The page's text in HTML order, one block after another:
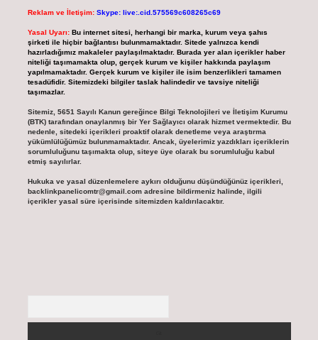
Reklam ve İletişim: Skype: live:.cid.575569c608265c69
Yasal Uyarı: Bu internet sitesi, herhangi bir marka, kurum veya şahıs
şirketi ile hiçbir bağlantısı bulunmamaktadır. Sitede yalnızca kendi
hazırladığımız makaleler paylaşılmaktadır. Burada yer alan içerikler haber
niteliği taşımamakta olup, gerçek kurum ve kişiler hakkında paylaşım
yapılmamaktadır. Gerçek kurum ve kişiler ile isim benzerlikleri tamamen
tesadüfidir. Sitemizdeki bilgiler taslak halindedir ve tavsiye niteliği
taşımazlar.
Sitemiz, 5651 Sayılı Kanun gereğince Bilgi Teknolojileri ve İletişim Kurumu
(BTK) tarafından onaylanmış bir Yer Sağlayıcı olarak hizmet vermektedir. Bu
nedenle, sitedeki içerikleri proaktif olarak denetleme veya araştırma
yükümlülüğümüz bulunmamaktadır. Ancak, üyelerimiz yazdıkları içeriklerin
sorumluluğunu taşımakta olup, siteye üye olarak bu sorumluluğu kabul
etmiş sayılırlar.
Hukuka ve yasal düzenlemelere aykırı olduğunu düşündüğünüz içerikleri,
backlinkpanelicomtr@gmail.comadresine bildirmeniz halinde, ilgili
içerikler yasal süre içerisinde sitemizden kaldırılacaktır.